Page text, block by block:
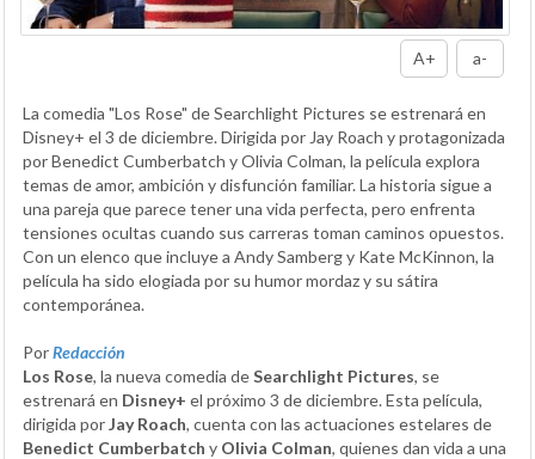
A+ a-
La comedia "Los Rose" de Searchlight Pictures se estrenará en
Disney+ el 3 de diciembre. Dirigida por Jay Roach y protagonizada
por Benedict Cumberbatch y Olivia Colman, la película explora
temas de amor, ambición y disfunción familiar. La historia sigue a
una pareja que parece tener una vida perfecta, pero enfrenta
tensiones ocultas cuando sus carreras toman caminos opuestos.
Con un elenco que incluye a Andy Samberg y Kate McKinnon, la
película ha sido elogiada por su humor mordaz y su sátira
contemporánea.
PorRedacción
Los Rose, la nueva comedia deSearchlight Pictures, se
estrenará en Disney+ el próximo 3 de diciembre. Esta película,
dirigida porJay Roach, cuenta con las actuaciones estelares de
Benedict Cumberbatch y Olivia Colman, quienes dan vida a una